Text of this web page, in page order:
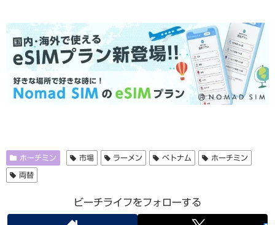
ホーチミン 市場 ラーメン ベトナム ホーチミン
両替
ビーチライフをフォローする